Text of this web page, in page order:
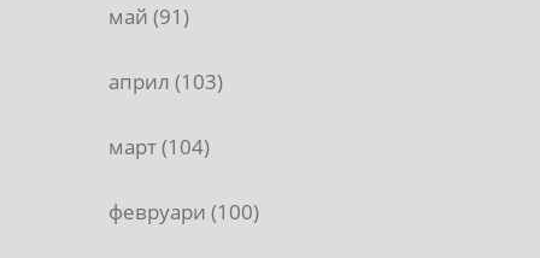
май (91)
април (103)
март (104)
февруари (100)